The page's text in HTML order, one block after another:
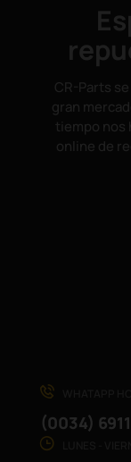
CR-Parts
gran
tiempo nos
online de
(0034)